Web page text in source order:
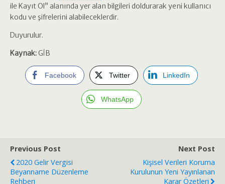
ile Kayıt Ol” alanında yer alan bilgileri doldurarak yeni kullanıcı
kodu ve şifrelerini alabileceklerdir.
Duyurulur.
Kaynak:GİB
Facebook Twitter LinkedIn
WhatsApp
Previous Post
2020 Gelir Vergisi
Beyanname Düzenleme
Rehberi
Next Post
Kişisel Verileri Koruma
Kurulunun Yeni Yayınlanan
Karar Özetleri